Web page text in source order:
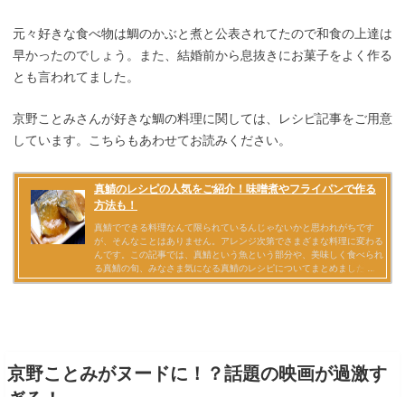
元々好きな食べ物は鯛のかぶと煮と公表されてたので和食の上達は
早かったのでしょう。また、結婚前から息抜きにお菓子をよく作る
とも言われてました。
京野ことみさんが好きな鯛の料理に関しては、レシピ記事をご用意
しています。こちらもあわせてお読みください。
京野ことみがヌードに！？話題の映画が過激す